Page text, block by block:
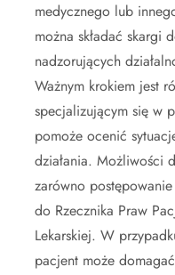
medycznego lub
można składać skargi
nadzorujących
Ważnym krokiem jest
specjalizującym się w
pomoże ocenić
działania. Możliwości
zarówno
do Rzecznika Praw
Lekarskiej. W
pacjent może